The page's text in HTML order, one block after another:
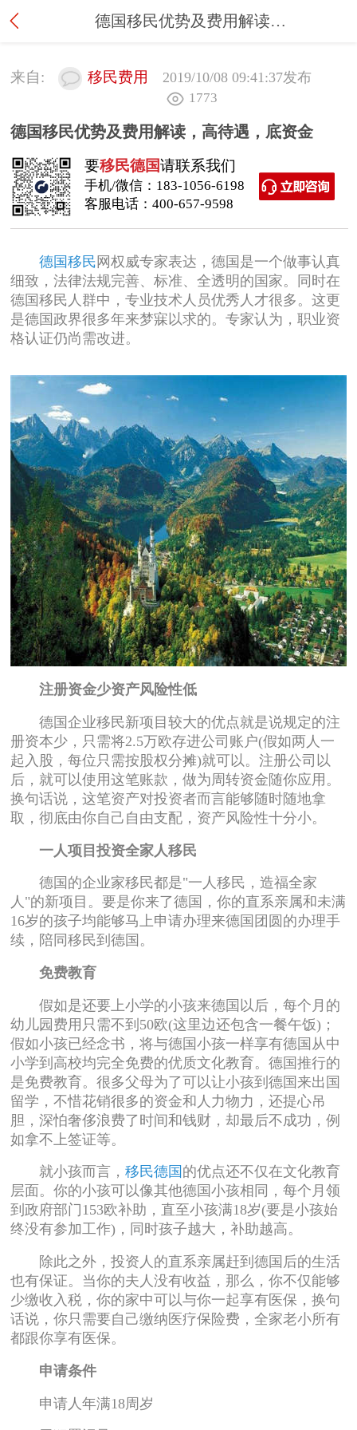
德国移民优势及费用解读，高待遇，底资金
来自: 移民费用 2019/10/08 09:41:37发布
1773
德国移民优势及费用解读，高待遇，底资金
要移民德国请联系我们
手机/微信： 183-1056-6198
客服电话： 400-657-9598
德国移民 网权威专家表达，德国是一个做事认真
细致，法律法规完善、标准、全透明的国家。同时在
德国移民人群中，专业技术人员优秀人才很多。这更
是德国政界很多年来梦寐以求的。专家认为，职业资
格认证仍尚需改进。
注册资金少资产风险性低
德国企业移民新项目较大的优点就是说规定的注
册资本少，只需将2.5万欧存进公司账户(假如两人一
起入股，每位只需按股权分摊)就可以。注册公司以
后，就可以使用这笔账款，做为周转资金随你应用。
换句话说，这笔资产对投资者而言能够随时随地拿
取，彻底由你自己自由支配，资产风险性十分小。
一人项目投资全家人移民
德国的企业家移民都是"一人移民，造福全家
人"的新项目。要是你来了德国，你的直系亲属和未满
16岁的孩子均能够马上申请办理来德国团圆的办理手
续，陪同移民到德国。
免费教育
假如是还要上小学的小孩来德国以后，每个月的
幼儿园费用只需不到50欧(这里边还包含一餐午饭)；
假如小孩已经念书，将与德国小孩一样享有德国从中
小学到高校均完全免费的优质文化教育。德国推行的
是免费教育。很多父母为了可以让小孩到德国来出国
留学，不惜花销很多的资金和人力物力，还提心吊
胆，深怕奢侈浪费了时间和钱财，却最后不成功，例
如拿不上签证等。
就小孩而言，移民德国 的优点还不仅在文化教育
层面。你的小孩可以像其他德国小孩相同，每个月领
到政府部门153欧补助，直至小孩满18岁(要是小孩始
终没有参加工作)，同时孩子越大，补助越高。
除此之外，投资人的直系亲属赶到德国后的生活
也有保证。当你的夫人没有收益，那么，你不仅能够
少缴收入税，你的家中可以与你一起享有医保，换句
话说，你只需要自己缴纳医疗保险费，全家老小所有
都跟你享有医保。
申请条件
申请人年满18周岁